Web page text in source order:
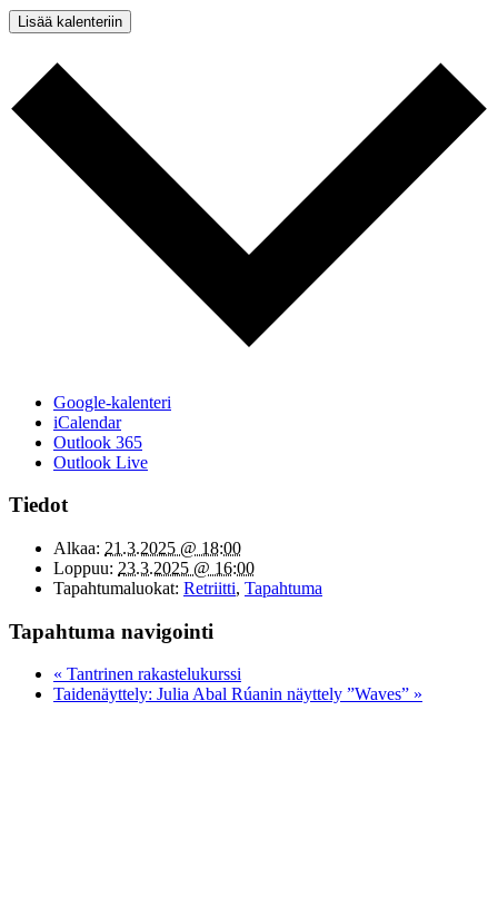
Lisää kalenteriin
Google-kalenteri
iCalendar
Outlook 365
Outlook Live
Tiedot
Alkaa: 21.3.2025 @ 18:00
Loppuu: 23.3.2025 @ 16:00
Tapahtumaluokat: Retriitti, Tapahtuma
Tapahtuma navigointi
« Tantrinen rakastelukurssi
Taidenäyttely: Julia Abal Rúanin näyttely ”Waves” »